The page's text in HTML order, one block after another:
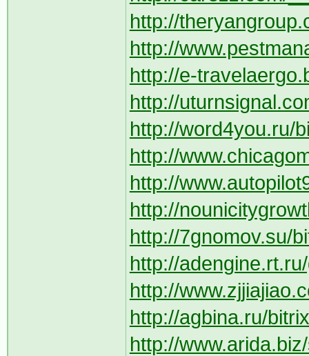
http://
http://
http://e-
http://
http://word4you.ru/
http://
http://
http://
http://7gnomov.su/
http://
http://
http://agbina.ru/
http://